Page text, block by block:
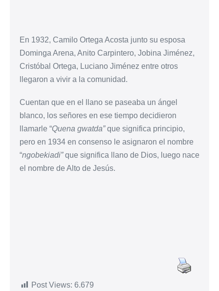
En 1932, Camilo Ortega Acosta junto su esposa
Dominga Arena, Anito Carpintero, Jobina Jiménez,
Cristóbal Ortega, Luciano Jiménez entre otros
llegaron a vivir a la comunidad.
Cuentan que en el llano se paseaba un ángel
blanco, los señores en ese tiempo decidieron
llamarle “Quena gwatda”que significa principio,
pero en 1934 en consenso le asignaron el nombre
“ngobekiadi”que significa llano de Dios, luego nace
el nombre de Alto de Jesús.
Post Views: 6.679